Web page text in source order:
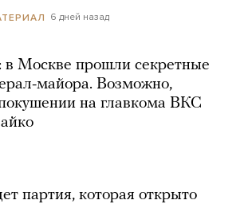
6 дней назад
Москве прошли секретные
майора. Возможно,
на главкома ВКС
партия, которая открыто